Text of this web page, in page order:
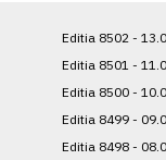
Editia 8502 -
Editia 8501 -
Editia 8500 -
Editia 8499 -
Editia 8498 -